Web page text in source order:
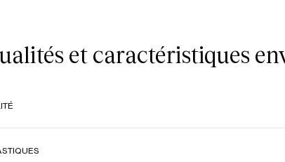
et caractéristiques